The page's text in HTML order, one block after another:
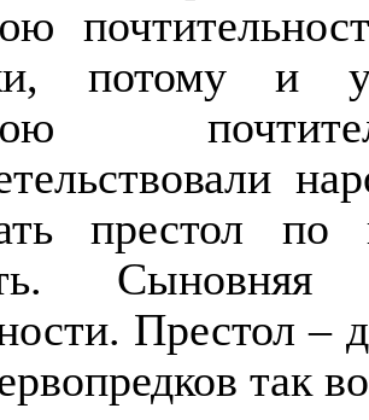
потому и
престол
Престол –
так